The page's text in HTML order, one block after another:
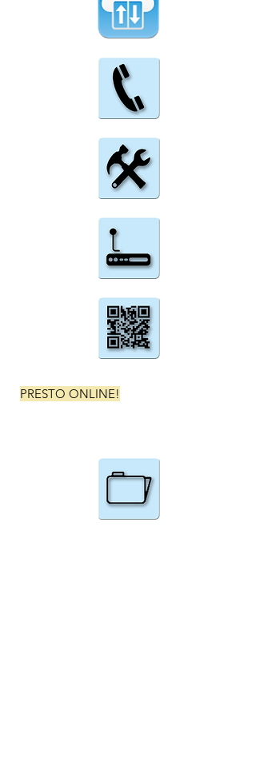
PRESTO ONLINE!